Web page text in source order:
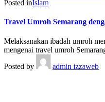
Posted inIslam
Travel Umroh Semarang
Melaksanakan ibadah umroh
mengenai travel umroh
Posted by
admin izzaweb